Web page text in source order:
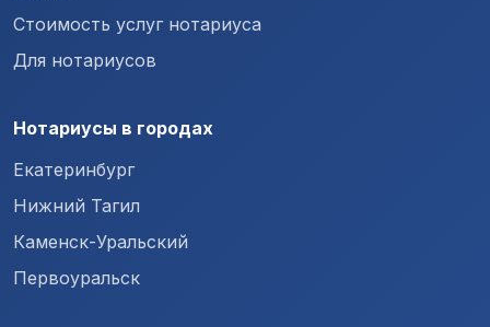
Стоимость услуг нотариуса
Для нотариусов
Нотариусы в городах
Екатеринбург
Нижний Тагил
Каменск-Уральский
Первоуральск